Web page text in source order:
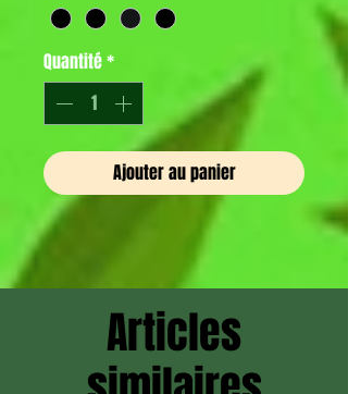
Quantité*
Ajouter au panier
Articles